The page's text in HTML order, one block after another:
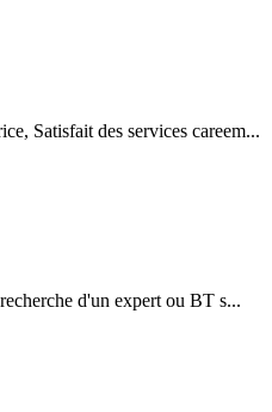
Satisfait des services careem...
d'un expert ou BT s...